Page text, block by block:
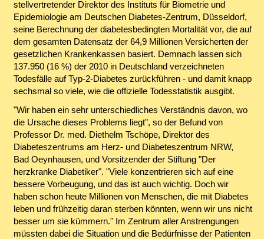
stellvertretender Direktor des Instituts für Biometrie und
Epidemiologie am Deutschen Diabetes-Zentrum, Düsseldorf,
seine Berechnung der diabetesbedingten Mortalität vor, die auf
dem gesamten Datensatz der 64,9 Millionen Versicherten der
gesetzlichen Krankenkassen basiert. Demnach lassen sich
137.950 (16 %) der 2010 in Deutschland verzeichneten
Todesfälle auf Typ-2-Diabetes zurückführen - und damit knapp
sechsmal so viele, wie die offizielle Todesstatistik ausgibt.
"Wir haben ein sehr unterschiedliches Verständnis davon, wo
die Ursache dieses Problems liegt", so der Befund von
Professor Dr. med. Diethelm Tschöpe, Direktor des
Diabeteszentrums am Herz- und Diabeteszentrum NRW,
Bad Oeynhausen, und Vorsitzender der Stiftung "Der
herzkranke Diabetiker". "Viele konzentrieren sich auf eine
bessere Vorbeugung, und das ist auch wichtig. Doch wir
haben schon heute Millionen von Menschen, die mit Diabetes
leben und frühzeitig daran sterben könnten, wenn wir uns nicht
besser um sie kümmern." Im Zentrum aller Anstrengungen
müssten dabei die Situation und die Bedürfnisse der Patienten